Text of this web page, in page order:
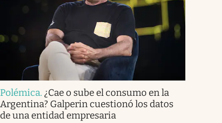
Polémica. ¿Cae o sube el consumo en la
Argentina? Galperin cuestionó los datos
de una entidad empresaria